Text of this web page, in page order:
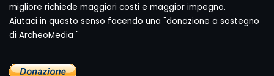
migliore richiede maggiori costi e maggior impegno.
Aiutaci in questo senso facendo una "donazione a sostegno
di ArcheoMedia "